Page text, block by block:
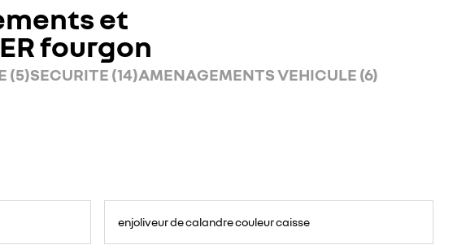
et
fourgon
(5)SECURITE (14)AMENAGEMENTS VEHICULE (6)
enjoliveur de calandre couleur caisse